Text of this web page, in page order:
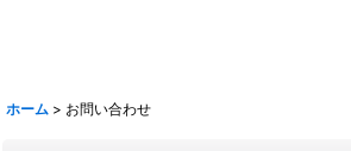
ホーム > お問い合わせ